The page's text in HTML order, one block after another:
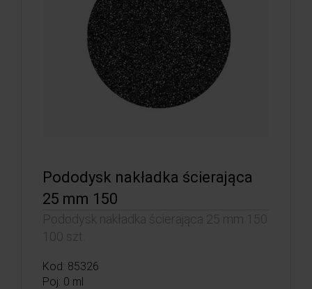
Pododysk nakładka ścierająca
25 mm 150
Pododysk nakładka ścierająca 25 mm 150
100 szt.
Kod: 85326
Poj: 0 ml